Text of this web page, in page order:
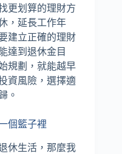
更划算的理財方
，延長工作年
建立正確的理財
達到退休金目
規劃，就能越早
資風險，選擇適
。
個籃子裡
休生活，那麼我